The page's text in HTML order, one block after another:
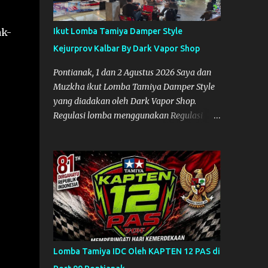
Ikut Lomba Tamiya Damper Style
Kejurprov Kalbar By Dark Vapor Shop
Pontianak, 1 dan 2 Agustus 2026 Saya dan
Muzkha ikut Lomba Tamiya Damper Style
yang diadakan oleh Dark Vapor Shop.
Regulasi lomba menggunakan Regulasi
Nggak ada planning khusus sebenarnya
untuk ikut event ini, karena waktunya cukup
mepet dengan event sebelumnya karena
Saya belum banyak persiapan menyiapkan
mobil dan alat-alat. Selain itu juga ada janji
mau main ke Agus Tamiya dulu sebenarnya,
tapi karena mepet waktu, jadi lebih banyak
main disini. Oiya, untuk lomba ini lokasinya
Lomba Tamiya IDC Oleh KAPTEN 12 PAS di